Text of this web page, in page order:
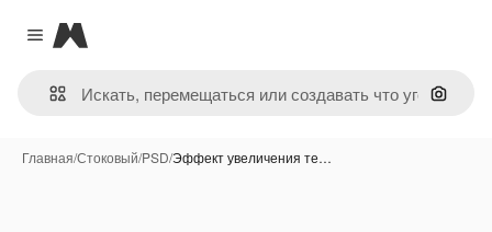
Close menu
Magnific
Поиск
Главная/Стоковый/PSD/Эффект увеличения те…